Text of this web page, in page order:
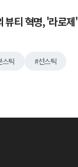
뷰티 혁명, '라로제'
스틱 선스틱